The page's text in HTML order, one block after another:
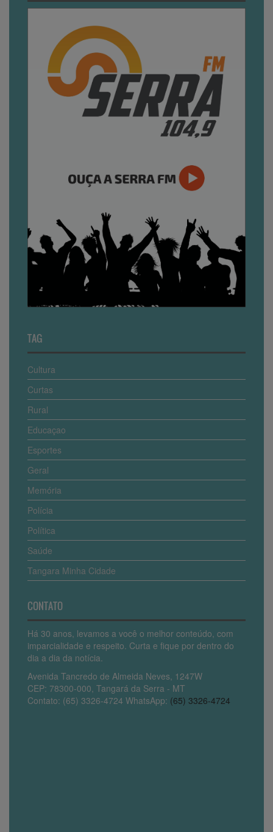
TAG
Cultura
Curtas
Rural
Educaçao
Esportes
Geral
Memória
Polícia
Política
Saúde
Tangara Minha Cidade
CONTATO
Há 30 anos, levamos a você o melhor conteúdo, com
imparcialidade e respeito. Curta e fique por dentro do
dia a dia da notícia.
Avenida Tancredo de Almeida Neves, 1247W
CEP: 78300-000, Tangará da Serra - MT
Contato: (65) 3326-4724 WhatsApp: (65) 3326-4724